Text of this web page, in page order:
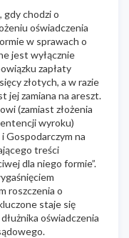
chodzi o
oświadczenia
w sprawach o
jest wyłącznie
zapłaty
złotych, a w razie
jej zamiana na areszt.
(zamiast złożenia
wyroku)
Gospodarczym na
treści
dla niego formie”.
roszczenia o
staje się
oświadczenia